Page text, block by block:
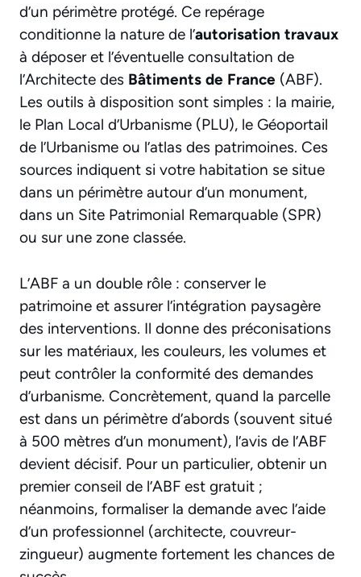
d’un périmètre protégé. Ce repérage
conditionne la nature de l’autorisation travaux
à déposer et l’éventuelle consultation de
l’Architecte des Bâtiments de France (ABF).
Les outils à disposition sont simples : la mairie,
le Plan Local d’Urbanisme (PLU), le Géoportail
de l’Urbanisme ou l’atlas des patrimoines. Ces
sources indiquent si votre habitation se situe
dans un périmètre autour d’un monument,
dans un Site Patrimonial Remarquable (SPR)
ou sur une zone classée.
L’ABF a un double rôle : conserver le
patrimoine et assurer l’intégration paysagère
des interventions. Il donne des préconisations
sur les matériaux, les couleurs, les volumes et
peut contrôler la conformité des demandes
d’urbanisme. Concrètement, quand la parcelle
est dans un périmètre d’abords (souvent situé
à 500 mètres d’un monument), l’avis de l’ABF
devient décisif. Pour un particulier, obtenir un
premier conseil de l’ABF est gratuit ;
néanmoins, formaliser la demande avec l’aide
d’un professionnel (architecte, couvreur-
zingueur) augmente fortement les chances de